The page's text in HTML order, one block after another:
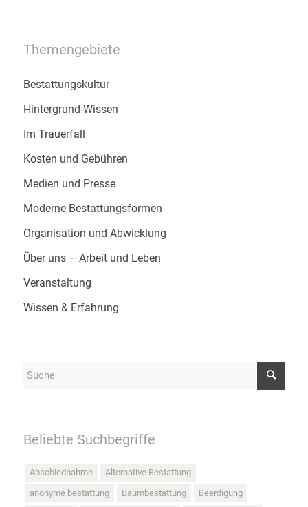
Themengebiete
Bestattungskultur
Hintergrund-Wissen
Im Trauerfall
Kosten und Gebühren
Medien und Presse
Moderne Bestattungsformen
Organisation und Abwicklung
Über uns – Arbeit und Leben
Veranstaltung
Wissen & Erfahrung
Beliebte Suchbegriffe
Abschiednahme
Alternative Bestattung
anonyme bestattung
Baumbestattung
Beerdigung